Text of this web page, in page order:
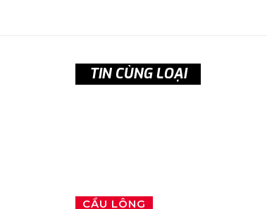
TIN CÙNG LOẠI
CẦU LÔNG